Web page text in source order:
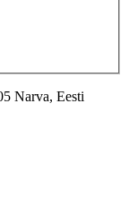
Narva, Eesti